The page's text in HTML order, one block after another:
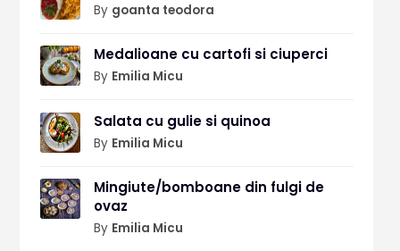
By goanta teodora
Medalioane cu cartofi si ciuperci
By Emilia Micu
Salata cu gulie si quinoa
By Emilia Micu
Mingiute/bomboane din fulgi de
ovaz
By Emilia Micu